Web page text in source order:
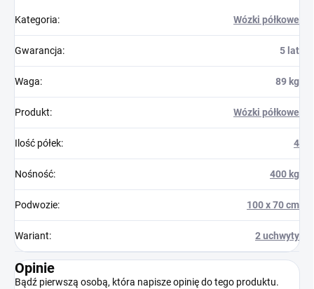
Kategoria: Wózki półkowe
Gwarancja: 5 lat
Waga: 89 kg
Produkt: Wózki półkowe
Ilość półek: 4
Nośność: 400 kg
Podwozie: 100 x 70 cm
Wariant: 2 uchwyty
Opinie
Bądź pierwszą osobą, która napisze opinię do tego produktu.